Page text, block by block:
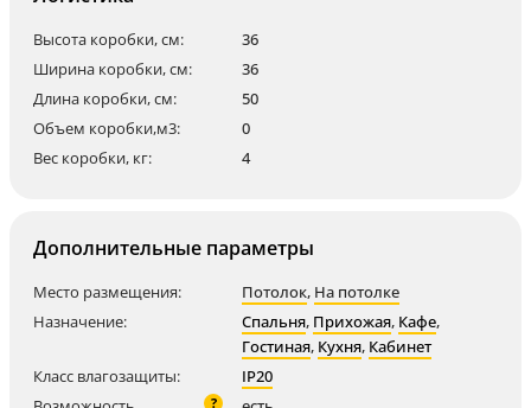
Высота коробки, см:
36
Ширина коробки, см:
36
Длина коробки, см:
50
Объем коробки,м3:
0
Вес коробки, кг:
4
Дополнительные параметры
Место размещения: Потолок, На потолке
Назначение:
Спальня, Прихожая, Кафе,
Гостиная, Кухня, Кабинет
Класс влагозащиты:
IP20
?